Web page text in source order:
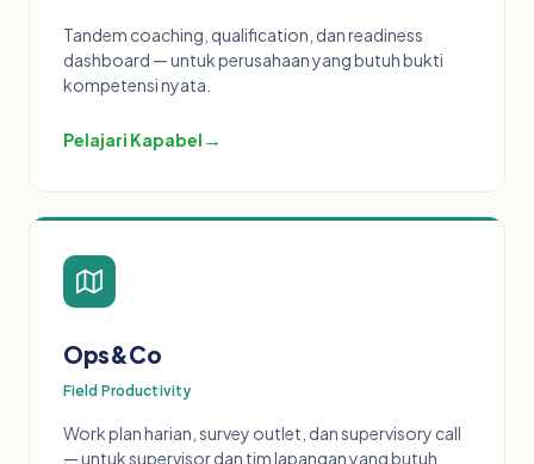
Tandem coaching, qualification, dan readiness
dashboard — untuk perusahaan yang butuh bukti
kompetensi nyata.
Pelajari Kapabel →
Ops&Co
Field Productivity
Work plan harian, survey outlet, dan supervisory call
— untuk supervisor dan tim lapangan yang butuh